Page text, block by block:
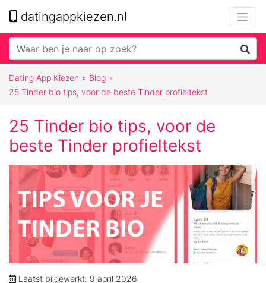
datingappkiezen.nl
Dating App Kiezen » Blog »
25 Tinder bio tips, voor de beste Tinder profieltekst
25 Tinder bio tips, voor de
beste Tinder profieltekst
Laatst bijgewerkt: 9 april 2026